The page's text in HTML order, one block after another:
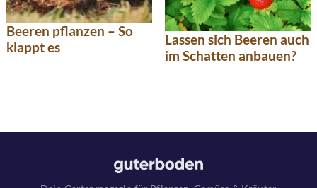
Beeren pflanzen – So
klappt es
Lassen sich Beeren auch
im Schatten anbauen?